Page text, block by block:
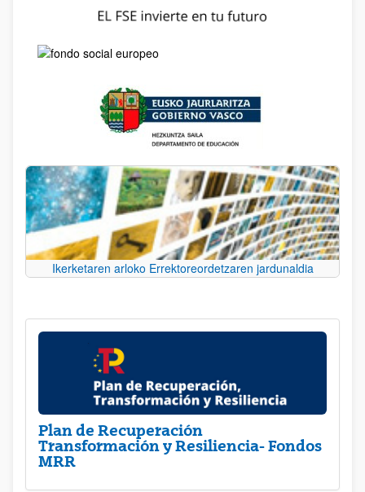
Ikerketaren arloko Errektoreordetzaren jardunaldia
Plan de Recuperación
Transformación y Resiliencia- Fondos
MRR